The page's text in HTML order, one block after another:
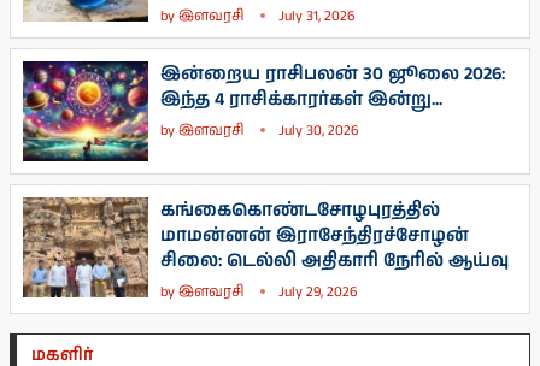
byஇளவரசி July 31, 2026
இன்றைய ராசிபலன் 30 ஜூலை 2026:
இந்த 4 ராசிக்காரர்கள் இன்று...
byஇளவரசி July 30, 2026
கங்கைகொண்டசோழபுரத்தில்
மாமன்னன் இராசேந்திரச்சோழன்
சிலை: டெல்லி அதிகாரி நேரில் ஆய்வு
byஇளவரசி July 29, 2026
மகளிர்